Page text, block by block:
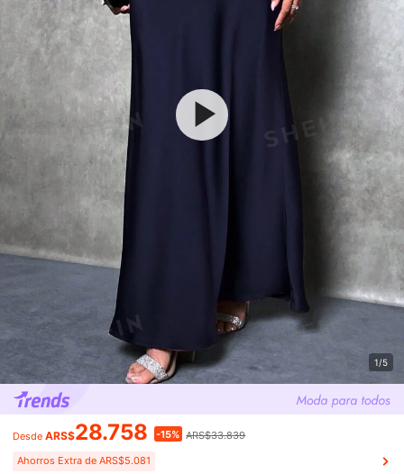
1/5
Desde ARS$28.758 -15% ARS$33.839
Ahorros Extra de ARS$5.081